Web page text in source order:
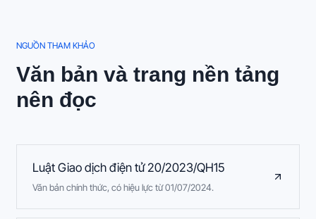
NGUỒN THAM KHẢO
Văn bản và trang nền tảng
nên đọc
Luật Giao dịch điện tử 20/2023/QH15
Văn bản chính thức, có hiệu lực từ 01/07/2024.